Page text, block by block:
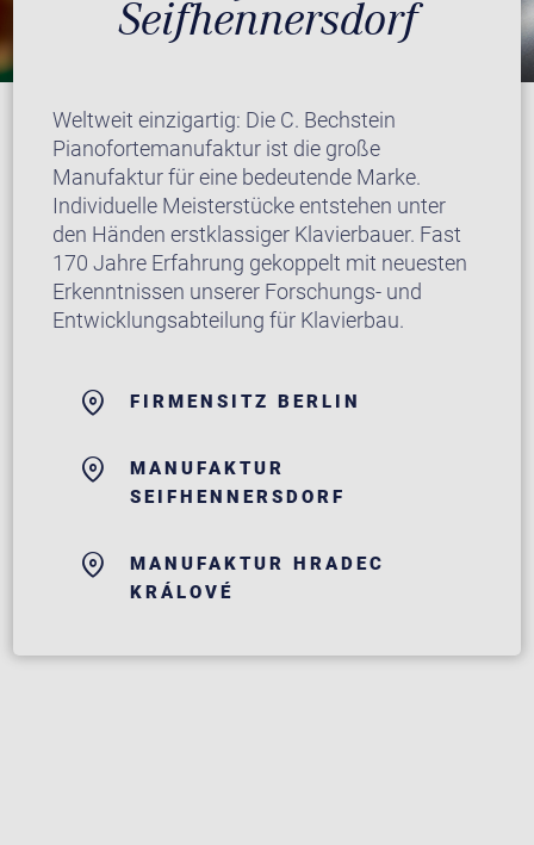
Seifhennersdorf
Weltweit einzigartig: Die C. Bechstein
Pianofortemanufaktur ist die große
Manufaktur für eine bedeutende Marke.
Individuelle Meisterstücke entstehen unter
den Händen erstklassiger Klavierbauer. Fast
170 Jahre Erfahrung gekoppelt mit neuesten
Erkenntnissen unserer Forschungs- und
Entwicklungsabteilung für Klavierbau.
FIRMENSITZ BERLIN
MANUFAKTUR
SEIFHENNERSDORF
MANUFAKTUR HRADEC
KRÁLOVÉ